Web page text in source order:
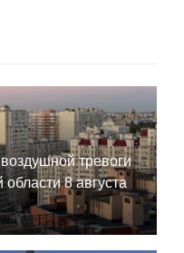
тревоги
8 августа